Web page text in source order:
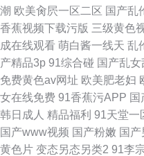
潮 欧美肏屄一区二区 国产乱
香蕉视频下载污版 三级黄色
成在线观看 萌白酱一线天 乱
产精品3p 91综合碰 国产乱女
免费黄色av网址 欧美肥老妇
女在线免费 91香蕉污APP 国
韩日成人 精品福利 91天堂一
国产www视频 国产粉嫩 国
黄色片 变态另态另类2 91李